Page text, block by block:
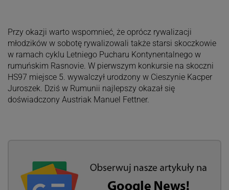
Przy okazji warto wspomnieć, że oprócz rywalizacji
młodzików w sobotę rywalizowali także starsi skoczkowie
w ramach cyklu Letniego Pucharu Kontynentalnego w
rumuńskim Rasnovie. W pierwszym konkursie na skoczni
HS97 miejsce 5. wywalczył urodzony w Cieszynie Kacper
Juroszek. Dziś w Rumunii najlepszy okazał się
doświadczony Austriak Manuel Fettner.